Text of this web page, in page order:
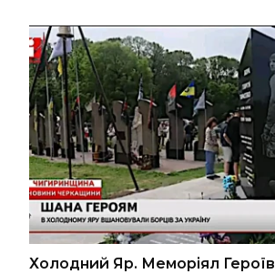
Холодний Яр. Меморіял Героїв